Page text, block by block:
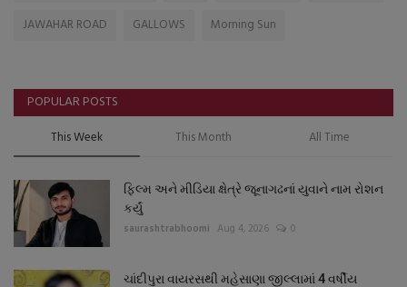
JAWAHAR ROAD
GALLOWS Morning Sun
POPULAR POSTS
This Week This Month All Time
ફિલ્મ અને મીડિયા ક્ષેત્રે જૂનાગઢનાં યુવાને નામ રોશન
કર્યું
saurashtrabhoomi Aug 4, 2026 0
ચાંદીપુરા વાયરસથી મહેસાણા જીલ્લામાં 4 વર્ષીય